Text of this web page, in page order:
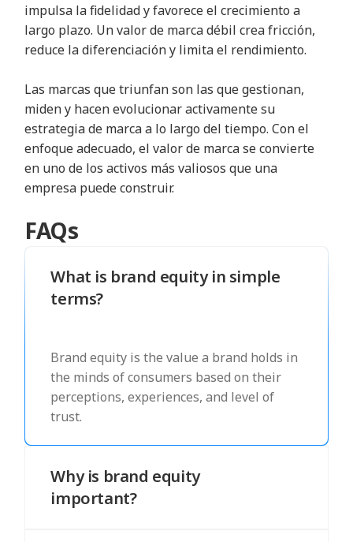
impulsa la fidelidad y favorece el crecimiento a
largo plazo. Un valor de marca débil crea fricción,
reduce la diferenciación y limita el rendimiento.
Las marcas que triunfan son las que gestionan,
miden y hacen evolucionar activamente su
estrategia de marca a lo largo del tiempo. Con el
enfoque adecuado, el valor de marca se convierte
en uno de los activos más valiosos que una
empresa puede construir.
FAQs
What is brand equity in simple
terms?
Brand equity is the value a brand holds in
the minds of consumers based on their
perceptions, experiences, and level of
trust.
Why is brand equity
important?